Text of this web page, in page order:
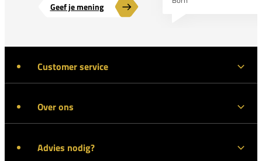
Geef je mening
Customer service
Over ons
Advies nodig?